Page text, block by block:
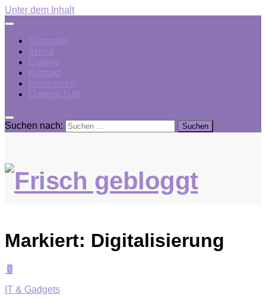
Unter dem Inhalt
Startseite
About
Galerie
Kontakt
Impressum
Datenschutz
Suchen nach:
Markiert: Digitalisierung
0
IT & Gadgets